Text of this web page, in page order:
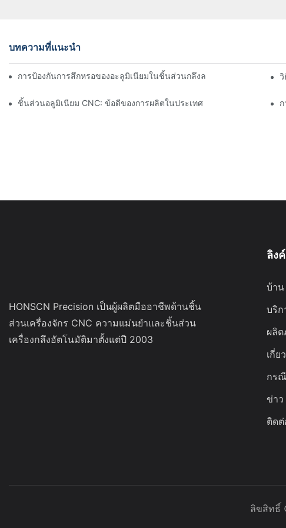
บทความที่แนะนำ
การป้องกันการสึกหรอของอะลูมิเนียมในชิ้นส่วนกลึงละเอียด: การออกแบบ
ชิ้นส่วนอลูมิเนียม CNC: ข้อดีของการผลิตในประเทศ
HONSCN Precision เป็นผู้ผลิตมืออาชีพด้านชิ้น
ส่วนเครื่องจักร CNC ความแม่นยำและชิ้นส่วน
เครื่องกลึงอัตโนมัติมาตั้งแต่ปี 2003
ลิง
บ้าน
บริก
ผลิ
เกี่ย
กร
ข่าว
ติดต่
ลิขสิทธิ์